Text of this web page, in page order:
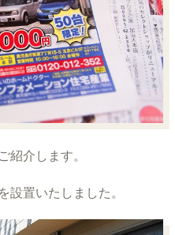
紹介します。
設置いたしました。